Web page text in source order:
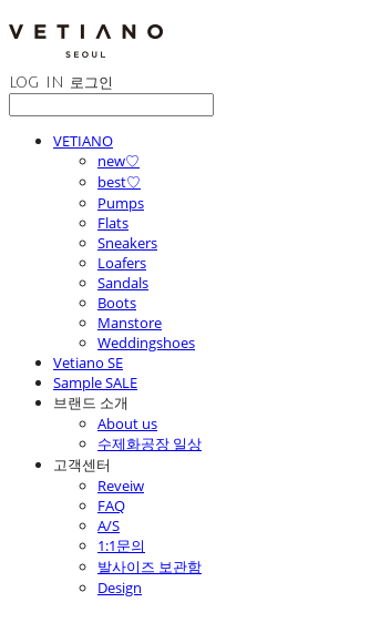
LOG IN 로그인
VETIANO
new♡
best♡
Pumps
Flats
Sneakers
Loafers
Sandals
Boots
Manstore
Weddingshoes
Vetiano SE
Sample SALE
브랜드 소개
About us
수제화공장 일상
고객센터
Reveiw
FAQ
A/S
1:1문의
발사이즈 보관함
Design